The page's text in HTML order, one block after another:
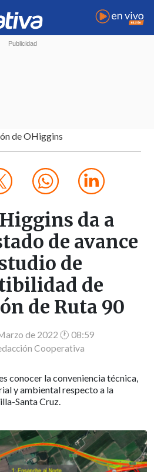
de OHiggins
da a
de avance
de
de
de Ruta 90
de 2022 🕐 08:59
Cooperativa
conocer la conveniencia técnica,
y ambiental respecto a la
Santa Cruz.